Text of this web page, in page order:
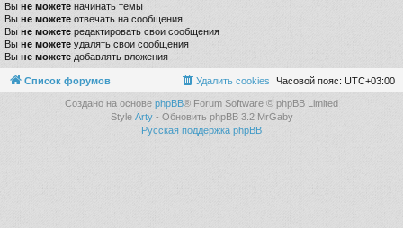
Вы не можете начинать темы
Вы не можете отвечать на сообщения
Вы не можете редактировать свои сообщения
Вы не можете удалять свои сообщения
Вы не можете добавлять вложения
Список форумов Часовой пояс: UTC+03:00
Удалить cookies
Создано на основе phpBB® Forum Software © phpBB Limited
Style Arty- Обновить phpBB 3.2 MrGaby
Русская поддержка phpBB